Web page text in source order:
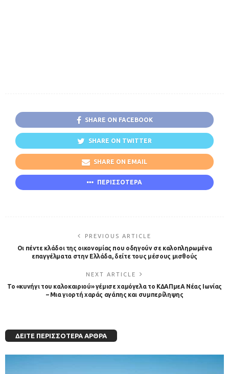
SHARE ON FACEBOOK
SHARE ON TWITTER
SHARE ON EMAIL
ΠΕΡΙΣΣΟΤΕΡΑ
PREVIOUS ARTICLE
Οι πέντε κλάδοι της οικονομίας που οδηγούν σε καλοπληρωμένα
επαγγέλματα στην Ελλάδα, δείτε τους μέσους μισθούς
NEXT ARTICLE
Το «κυνήγι του καλοκαιριού» γέμισε χαμόγελα το ΚΔΑΠμεΑ Νέας Ιωνίας
– Μια γιορτή χαράς αγάπης και συμπερίληψης
ΔΕΊΤΕ ΠΕΡΙΣΣΌΤΕΡΑ ΆΡΘΡΑ